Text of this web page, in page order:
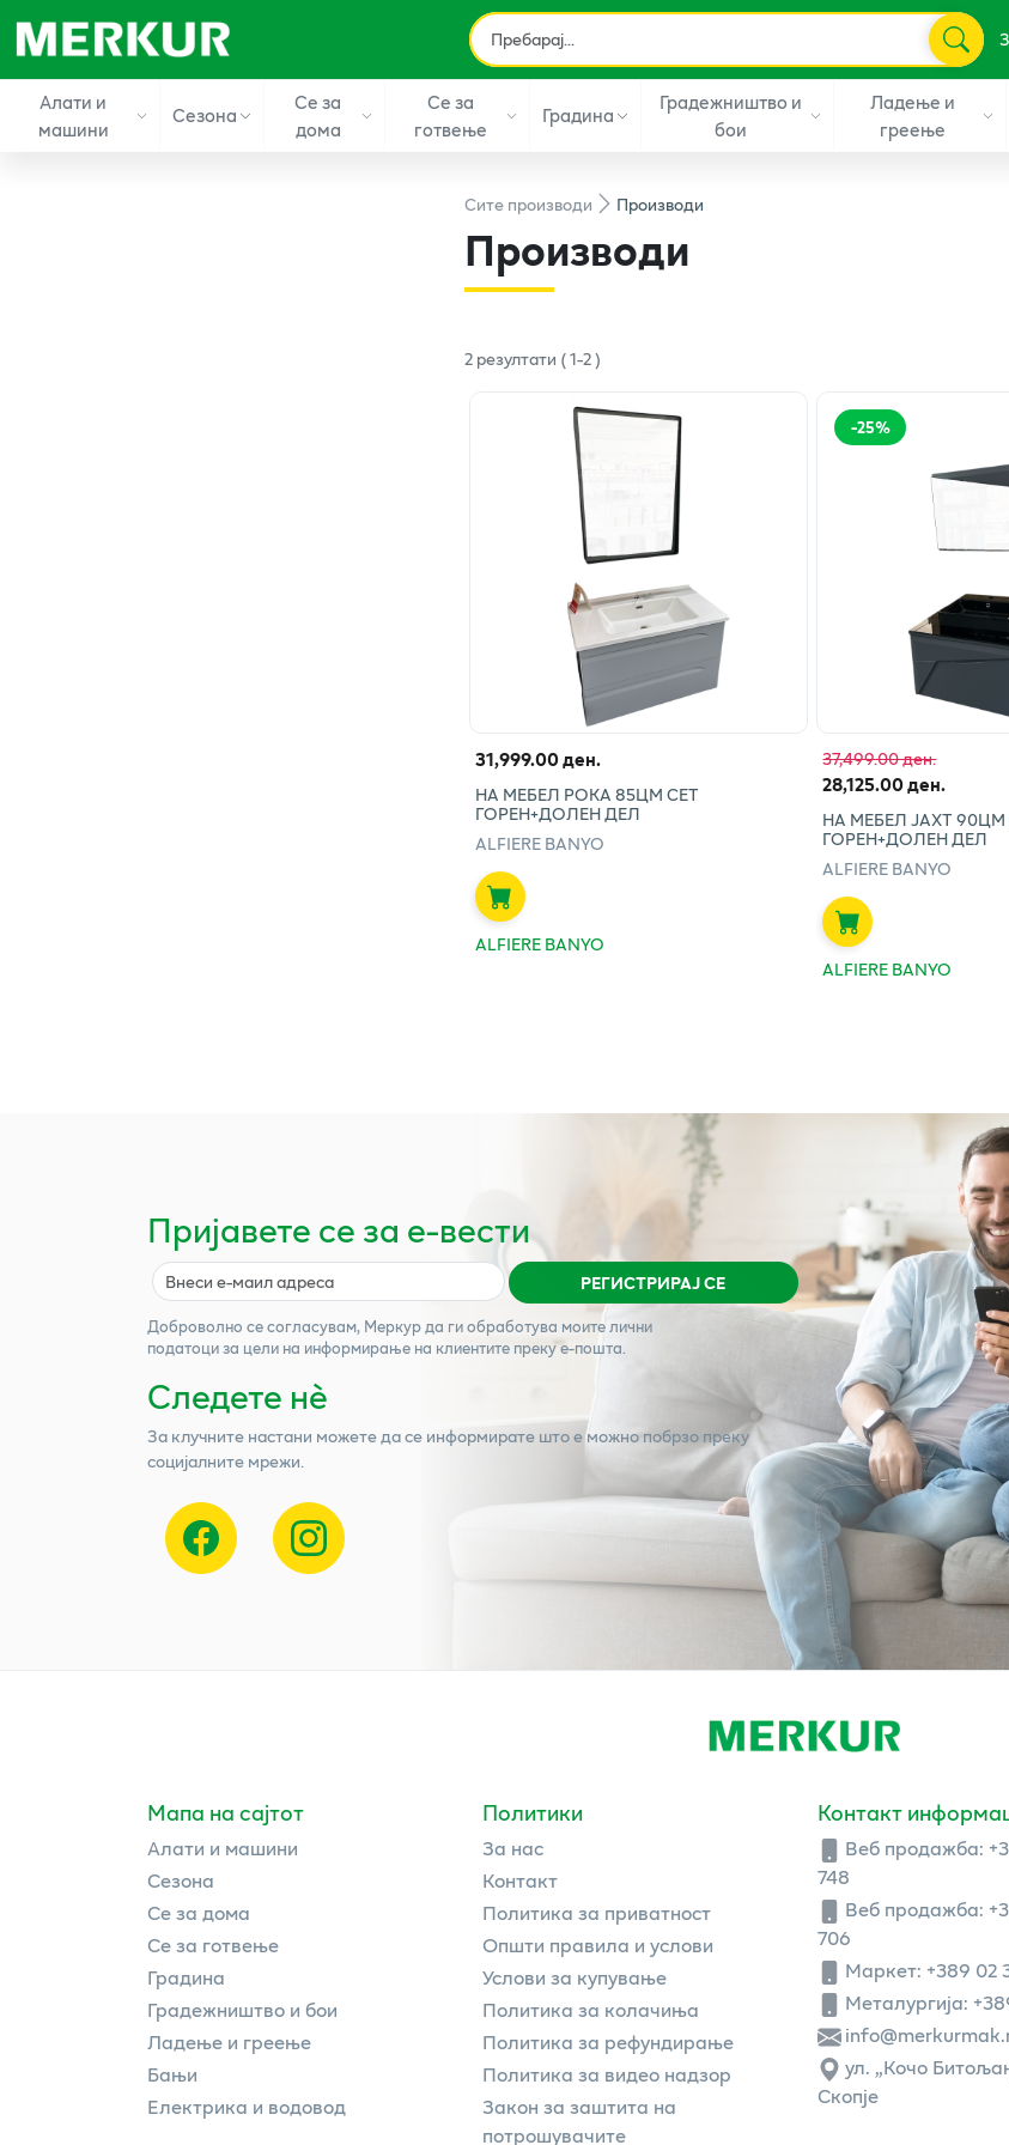
Алати и
машини
Сезона
Се за
дома
Се за
готвење
Градина
Градежништво и
бои
Ладење и
греење
Ситепроизводи Производи
Производи
2резултати (1-2)
31,999.00 ден.
НА МЕБЕЛ РОКА 85ЦМ СЕТ
ГОРЕН+ДОЛЕН ДЕЛ
ALFIERE BANYO
ALFIERE BANYO
-25%
37,499.00 ден.
28,125.00 ден.
НА МЕБЕЛ ЈАХТ 90ЦМ
ГОРЕН+ДОЛЕН ДЕЛ
ALFIERE BANYO
ALFIERE BANYO
Пријавете се за е-вести
РЕГИСТРИРАЈ СЕ
Доброволно се согласувам, Меркурда ги обработува моите лични
податоци за цели на информирање на клиентите преку е-пошта.
Следете нѐ
За клучните настани можете да се информирате што е можно побрзо преку
социјалните мрежи.
Мапа на сајтот
Алати и машини
Сезона
Се за дома
Се за готвење
Градина
Градежништво и бои
Ладење и греење
Бањи
Електрика и водовод
Политики
За нас
Контакт
Политика за приватност
Општи правила и услови
Услови за купување
Политика за колачиња
Политика за рефундирање
Политика за видео надзор
Закон за заштита на
потрошувачите
Контакт
Веб продажба:
748
Веб продажба:
706
Маркет: +389 02
Металургија:
ул. „Кочо
Скопје